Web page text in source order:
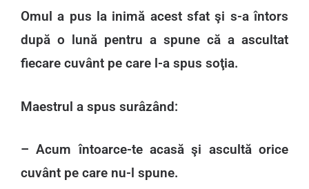
Omul a pus la inimă acest sfat şi s-a întors
după o lună pentru a spune că a ascultat
fiecare cuvânt pe care l-a spus soţia.
Maestrul a spus surâzând:
– Acum întoarce-te acasă şi ascultă orice
cuvânt pe care nu-l spune.